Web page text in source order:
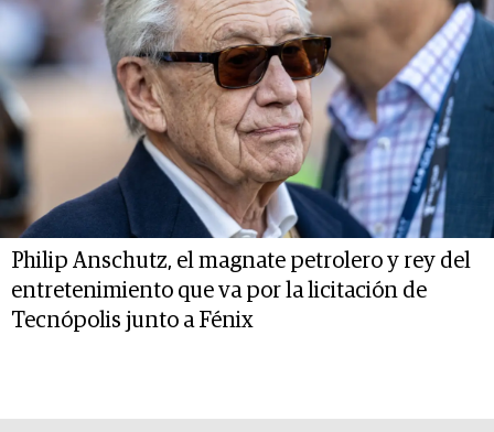
Philip Anschutz, el magnate petrolero y rey del
entretenimiento que va por la licitación de
Tecnópolis junto a Fénix